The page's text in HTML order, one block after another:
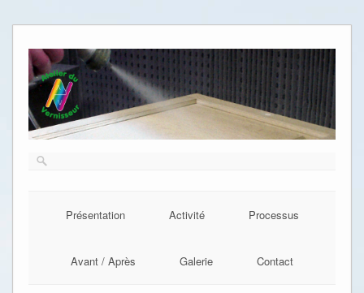
Présentation Activité Processus
Avant / Après Galerie Contact